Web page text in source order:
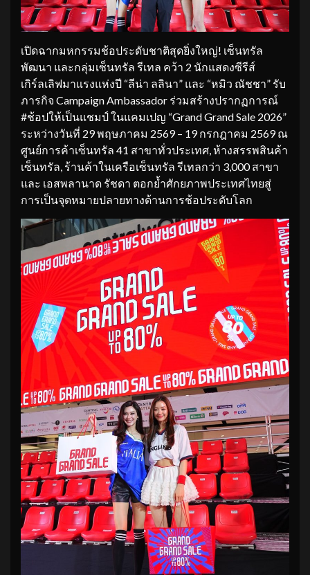
เปิดฉากมหกรรมช้อประดับชาติสุดยิ่งใหญ่! เซ็นทรัล
พัฒนา และกลุ่มเซ็นทรัล รีเทล คว้า 2 นักแสดงซีรีส์
เกิร์ลเลิฟมาแรงแห่งปี “ลีน่า ลลินา” และ “หมิว ณัชชา” รับ
ภารกิจ Campaign Ambassador ร่วมสร้างปรากฏการณ์
#ช้อปให้เป็นแชมป์ ในแคมเปญ “Grand Grand Sale 2026”
ระหว่างวันที่ 29 พฤษภาคม 2569 – 19 กรกฎาคม 2569 ณ
ศูนย์การค้าเซ็นทรัล 41 สาขาทั่วประเทศ, ห้างสรรพสินค้า
เซ็นทรัล, ร้านค้าในเครือเซ็นทรัล รีเทลกว่า 3,000 สาขา
และ เอสพลานาด รัชดา ตอกย้ำศักยภาพประเทศไทยสู่
การเป็นจุดหมายปลายทางด้านการช้อประดับโลก